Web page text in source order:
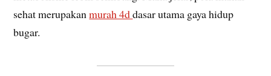
sehat merupakanmurah 4ddasar utama gaya hidup
bugar.